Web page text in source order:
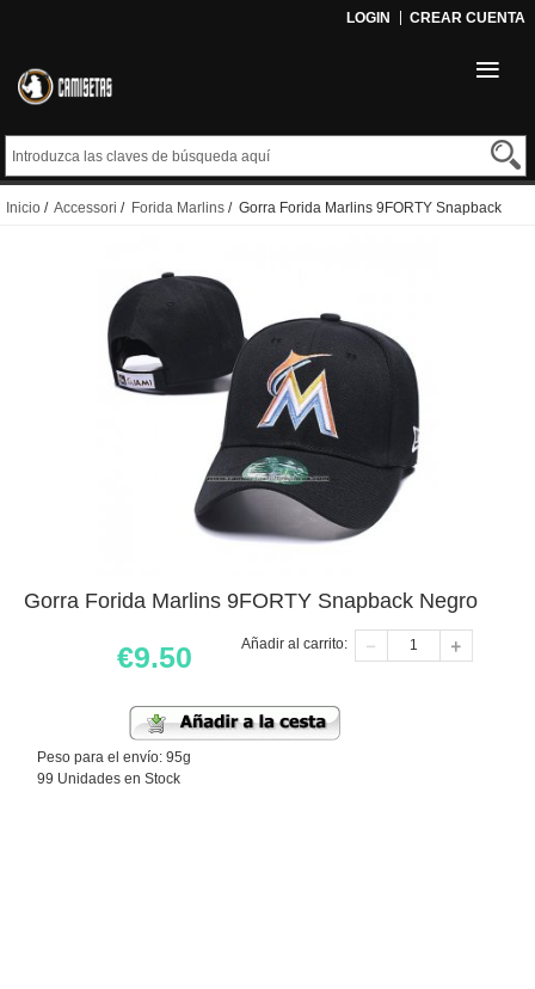
LOGIN CREAR CUENTA
Inicio / Accessori / Forida Marlins / Gorra Forida Marlins 9FORTY Snapback
Gorra Forida Marlins 9FORTY Snapback Negro
€9.50 Añadir al carrito:
Peso para el envío: 95g
99 Unidades en Stock